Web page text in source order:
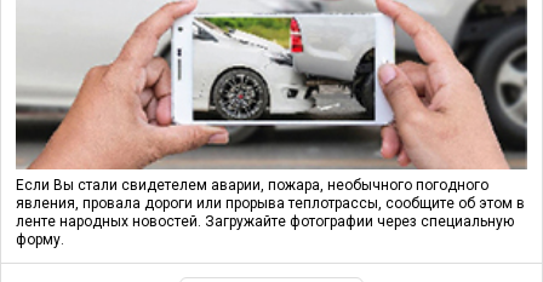
Если Вы стали свидетелем аварии, пожара, необычного погодного
явления, провала дороги или прорыва теплотрассы, сообщите об этом в
ленте народных новостей. Загружайте фотографии через специальную
форму.